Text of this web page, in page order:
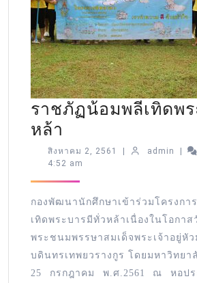
ราชภัฏน้อมพลีเทิดพ
หล้า
สิงหาคม 2, 2561 admin
4:52 am
กองพัฒนานักศึกษาเข้าร่วมโครงก
เทิดพระบารมีทั่วหล้าเนื่องในโอกาส
พระชนมพรรษาสมเด็จพระเจ้าอยู่หั
บดินทรเทพยวรางกูร โดยมหาวิทย
25 กรกฎาคม พ.ศ.2561 ณ หอปร